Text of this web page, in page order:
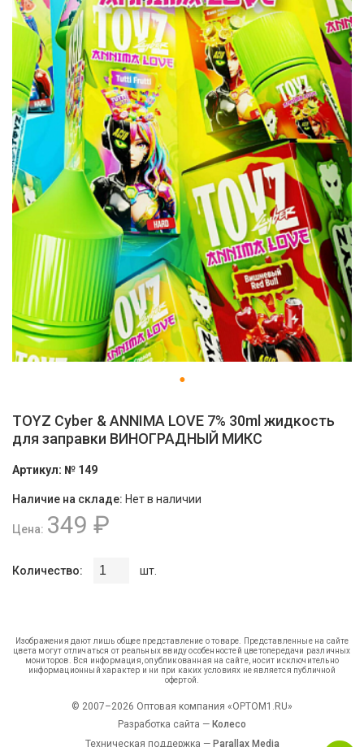
TOYZ Cyber & ANNIMA LOVE 7% 30ml жидкость
для заправки ВИНОГРАДНЫЙ МИКС
Артикул: № 149
Наличие на складе: Нет в наличии
Цена: 349 ₽
Количество: шт.
Изображения дают лишь общее представление о товаре. Представленные на сайте
цвета могут отличаться от реальных ввиду особенностей цветопередачи различных
мониторов. Вся информация, опубликованная на сайте, носит исключительно
информационный характер и ни при каких условиях не является публичной
офертой.
© 2007–2026 Оптовая компания «OPTOM1.RU»
Разработка сайта — Колесо
Техническая поддержка — Parallax Media